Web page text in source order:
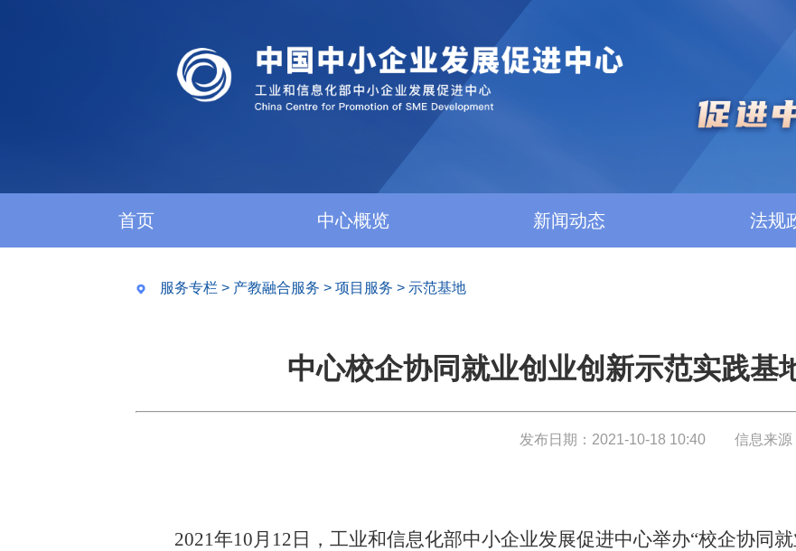
首页 中心概览 新闻动态 法规
服务专栏 > 产教融合服务 > 项目服务 > 示范基地
中心校企协同就业创业创新示范实践基
发布日期：2021-10-18 10:40 信息来源
2021年10月12日，工业和信息化部中小企业发展促进中心举办“校企协同